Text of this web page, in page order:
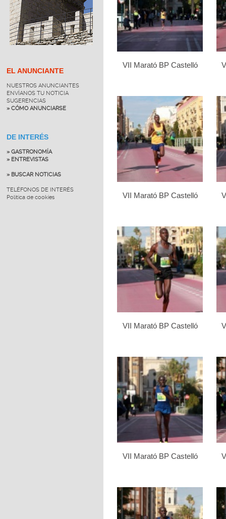
EL ANUNCIANTE
NUESTROS ANUNCIANTES
ENVÍANOS TU NOTICIA
SUGERENCIAS
» CÓMO ANUNCIARSE
DE INTERÉS
» GASTRONOMÍA
» ENTREVISTAS
» BUSCAR NOTICIAS
TELÉFONOS DE INTERÉS
Política de cookies
VII Marató BP Castelló
VII Marató BP Castelló
VII Marató BP Castelló
VII Marató BP Castelló